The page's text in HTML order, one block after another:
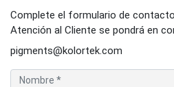
Complete el formulario de
Atención al Cliente se pondrá en
pigments@kolortek.com